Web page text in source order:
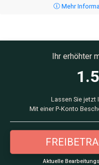
Mehr
Ihr erhöhter
Lassen Sie jetzt
Mit einer P-Konto
Aktuelle